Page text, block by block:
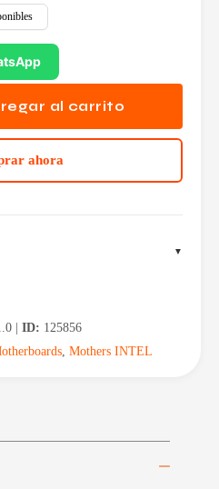
al carrito
ahora
| ID: 125856
Mothers INTEL